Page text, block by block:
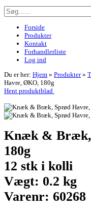
Forside
Produkter
Kontakt
Forhandlerliste
Log ind
Du er her: Hjem » Produkter»
Havre, ØKO, 180g
Hent produktblad
Knæk & Bræk,
180g
12 stk i kolli
Vægt: 0.2 kg
Varenr: 60268